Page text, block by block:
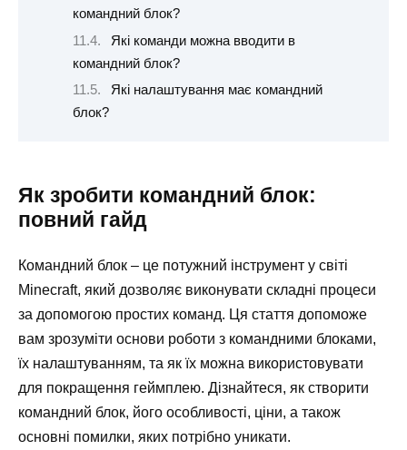
командний блок?
Які команди можна вводити в
командний блок?
Які налаштування має командний
блок?
Як зробити командний блок:
повний гайд
Командний блок – це потужний інструмент у світі
Minecraft, який дозволяє виконувати складні процеси
за допомогою простих команд. Ця стаття допоможе
вам зрозуміти основи роботи з командними блоками,
їх налаштуванням, та як їх можна використовувати
для покращення геймплею. Дізнайтеся, як створити
командний блок, його особливості, ціни, а також
основні помилки, яких потрібно уникати.